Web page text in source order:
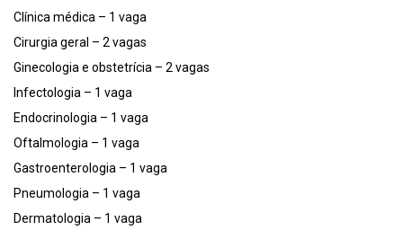
Clínica médica – 1 vaga
Cirurgia geral – 2 vagas
Ginecologia e obstetrícia – 2 vagas
Infectologia – 1 vaga
Endocrinologia – 1 vaga
Oftalmologia – 1 vaga
Gastroenterologia – 1 vaga
Pneumologia – 1 vaga
Dermatologia – 1 vaga